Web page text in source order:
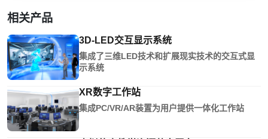
相关产品
3D-LED交互显示系统
集成了三维LED技术和扩展现实技术的交互式显
示系统
XR数字工作站
集成PC/VR/AR装置为用户提供一体化工作站